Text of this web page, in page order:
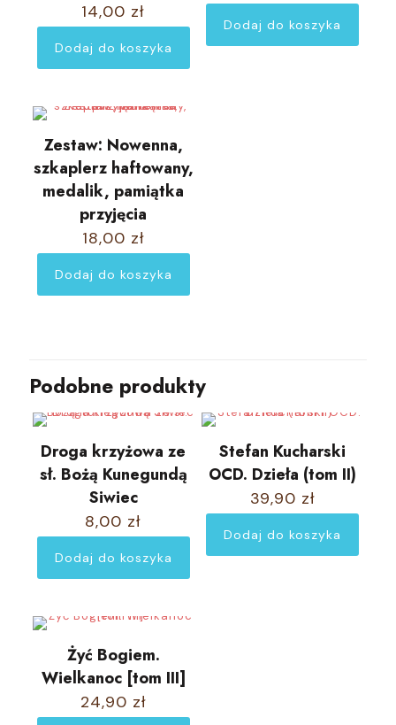
14,00 zł
Dodaj do koszyka
Dodaj do koszyka
Zestaw: Nowenna,
szkaplerz haftowany,
medalik, pamiątka
przyjęcia
18,00 zł
Dodaj do koszyka
Podobne produkty
Droga krzyżowa ze
sł. Bożą Kunegundą
Siwiec
8,00 zł
Dodaj do koszyka
Stefan Kucharski
OCD. Dzieła (tom II)
39,90 zł
Dodaj do koszyka
Żyć Bogiem.
Wielkanoc [tom III]
24,90 zł